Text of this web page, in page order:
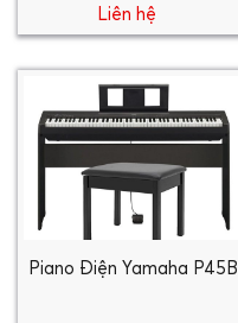
Liên hệ
Piano Điện Yamaha P45B